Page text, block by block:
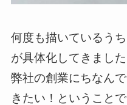
何度も描いているう
が具体化してきました
弊社の創業にちなん
きたい！ということ